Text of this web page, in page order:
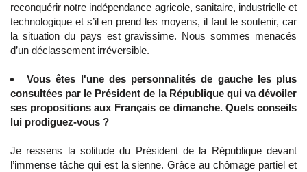
reconquérir notre indépendance agricole, sanitaire, industrielle et
technologique et s’il en prend les moyens, il faut le soutenir, car
la situation du pays est gravissime. Nous sommes menacés
d’un déclassement irréversible.
Vous êtes l'une des personnalités de gauche les plus
consultées par le Président de la République qui va dévoiler
ses propositions aux Français ce dimanche. Quels conseils
lui prodiguez-vous ?
Je ressens la solitude du Président de la République devant
l’immense tâche qui est la sienne. Grâce au chômage partiel et